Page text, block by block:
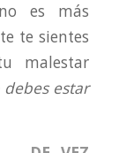
es más
te sientes
malestar
debes estar